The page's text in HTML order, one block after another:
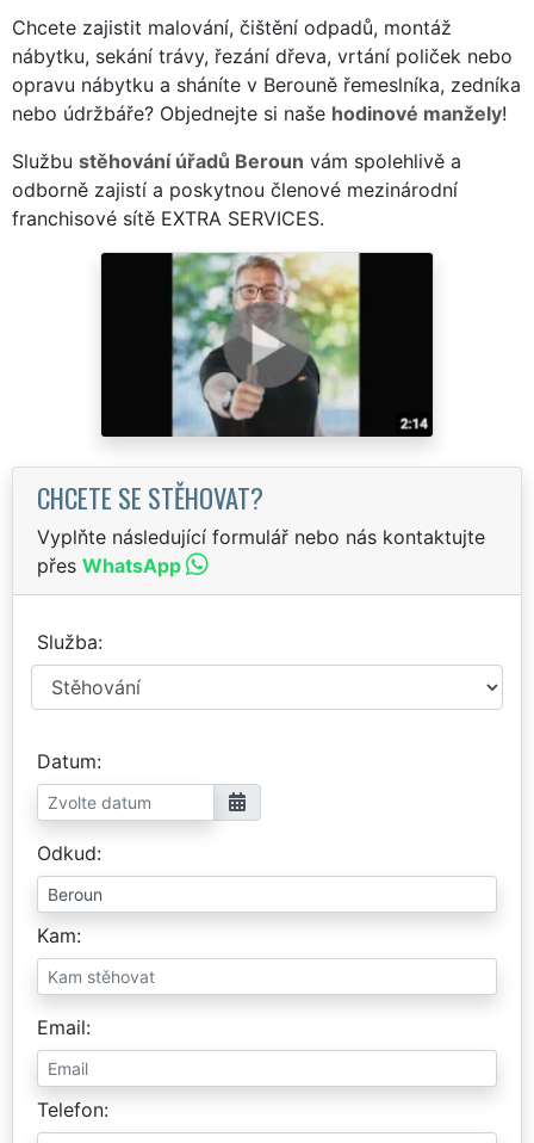
Chcete zajistit malování, čištění odpadů, montáž
nábytku, sekání trávy, řezání dřeva, vrtání poliček nebo
opravu nábytku a sháníte v Berouně řemeslníka, zedníka
nebo údržbáře? Objednejte si naše hodinové manžely!
Službu stěhování úřadů Beroun vám spolehlivě a
odborně zajistí a poskytnou členové mezinárodní
franchisové sítě EXTRA SERVICES.
CHCETE SE STĚHOVAT?
Vyplňte následující formulář nebo nás kontaktujte
přes WhatsApp
Služba
Datum
Odkud
Kam
Email
Telefon